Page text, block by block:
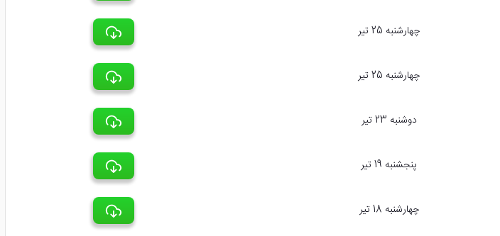
چهارشنبه 25 تیر
چهارشنبه 25 تیر
دوشنبه 23 تیر
پنجشنبه 19 تیر
چهارشنبه 18 تیر